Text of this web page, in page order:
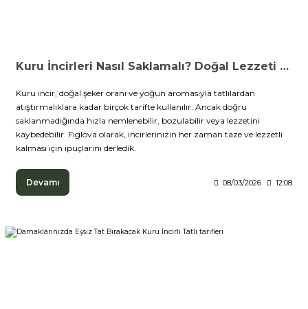
Kuru İncirleri Nasıl Saklamalı? Doğal Lezzeti Uzun Süre Koruma Rehberi
Kuru incir, doğal şeker oranı ve yoğun aromasıyla tatlılardan
atıştırmalıklara kadar birçok tarifte kullanılır. Ancak doğru
saklanmadığında hızla nemlenebilir, bozulabilir veya lezzetini
kaybedebilir. Figlova olarak, incirlerinizin her zaman taze ve lezzetli
kalması için ipuçlarını derledik.
Devamı 08/03/2026 12:08